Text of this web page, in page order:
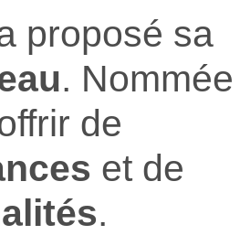
proposé sa
. Nommée
de
et de
.